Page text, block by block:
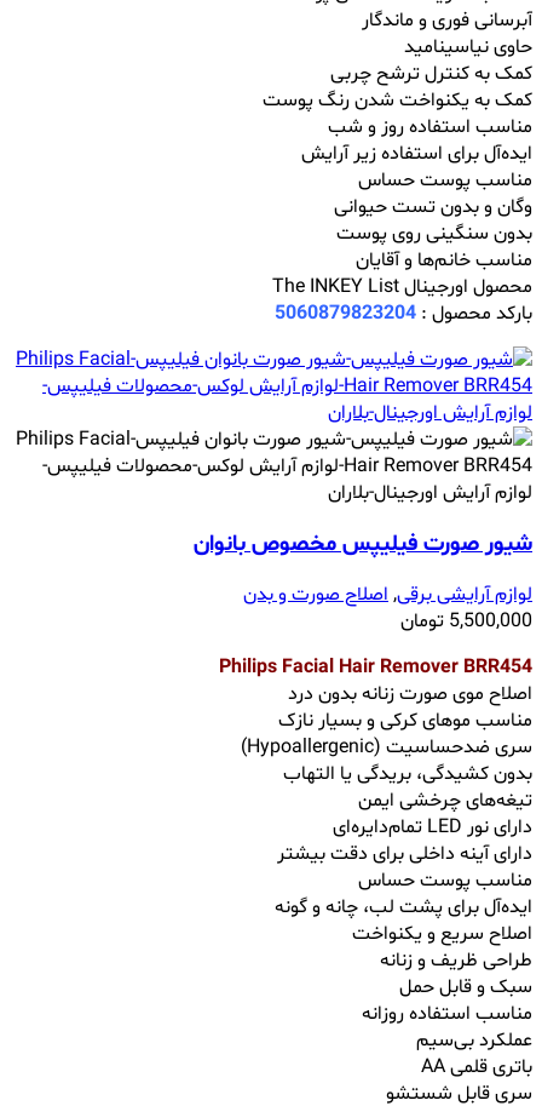
آبرسانی فوری و ماندگار
حاوی نیاسینامید
کمک به کنترل ترشح چربی
کمک به یکنواخت شدن رنگ پوست
مناسب استفاده روز و شب
ایده‌آل برای استفاده زیر آرایش
مناسب پوست حساس
وگان و بدون تست حیوانی
بدون سنگینی روی پوست
مناسب خانم‌ها و آقایان
محصول اورجینال The INKEY List
بارکد محصول : 5060879823204
شیور صورت فیلیپس مخصوص بانوان
لوازم آرایشی برقی,اصلاح صورت و بدن
5,500,000 تومان
Philips Facial Hair Remover BRR454
اصلاح موی صورت زنانه بدون درد
مناسب موهای کرکی و بسیار نازک
سری ضدحساسیت (Hypoallergenic)
بدون کشیدگی، بریدگی یا التهاب
تیغه‌های چرخشی ایمن
دارای نور LED تمام‌دایره‌ای
دارای آینه داخلی برای دقت بیشتر
مناسب پوست حساس
ایده‌آل برای پشت لب، چانه و گونه
اصلاح سریع و یکنواخت
طراحی ظریف و زنانه
سبک و قابل حمل
مناسب استفاده روزانه
عملکرد بی‌سیم
باتری قلمی AA
سری قابل شستشو